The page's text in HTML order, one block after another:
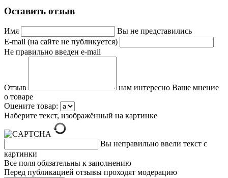
Оставить отзыв
Имя
Вы не представились
E-mail (на сайте не публикуется)
Не правильно введен e-mail
Отзыв
нам интересно Ваше мнение
о товаре
Оцените товар:
Наберите текст, изображённый на картинке
Вы неправильно ввели текст с
картинки
Все поля обязательны к заполнению
Перед публикацией отзывы проходят модерацию